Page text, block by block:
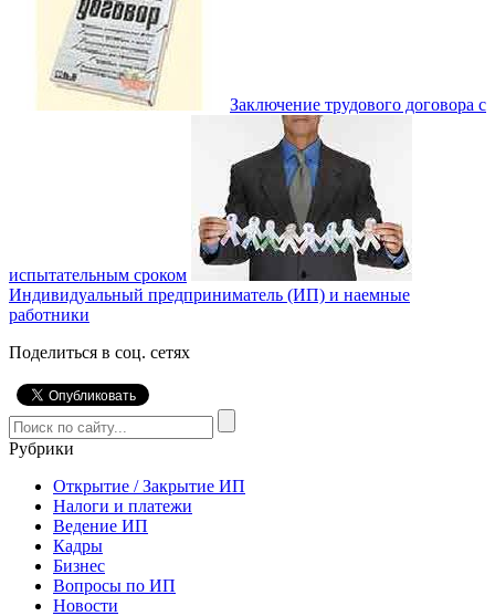
Заключение трудового договора с
испытательным сроком
Индивидуальный предприниматель (ИП) и наемные
работники
Поделиться в соц. сетях
Рубрики
Открытие / Закрытие ИП
Налоги и платежи
Ведение ИП
Кадры
Бизнес
Вопросы по ИП
Новости